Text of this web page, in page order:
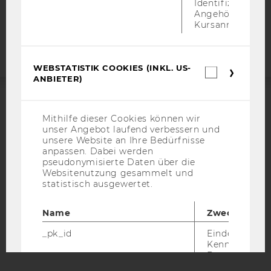
Barrierefreiheitserklärung
ACCREDITED BY:
EQUIS AACSB
Identifizierung
Angehörige/r für
Kursanmeldung.
WEBSTATISTIK COOKIES (INKL. US-
ANBIETER)
Mithilfe dieser Cookies können wir
unser Angebot laufend verbessern und
unsere Website an Ihre Bedürfnisse
anpassen. Dabei werden
pseudonymisierte Daten über die
Websitenutzung gesammelt und
statistisch ausgewertet.
Name
Zweck
_pk_id
Eindeutige
Besuchers